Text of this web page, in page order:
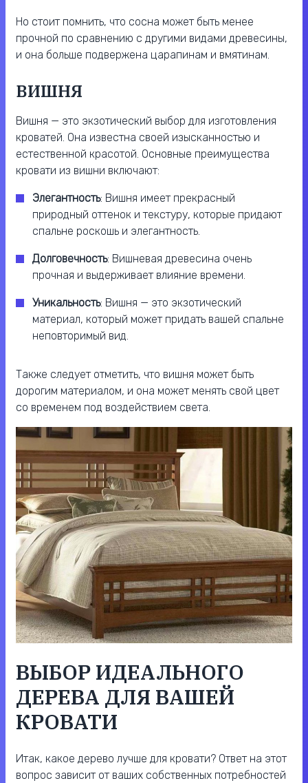
Но стоит помнить, что сосна может быть менее
прочной по сравнению с другими видами древесины,
и она больше подвержена царапинам и вмятинам.
ВИШНЯ
Вишня — это экзотический выбор для изготовления
кроватей. Она известна своей изысканностью и
естественной красотой. Основные преимущества
кровати из вишни включают:
Элегантность: Вишня имеет прекрасный
природный оттенок и текстуру, которые придают
спальне роскошь и элегантность.
Долговечность: Вишневая древесина очень
прочная и выдерживает влияние времени.
Уникальность: Вишня — это экзотический
материал, который может придать вашей спальне
неповторимый вид.
Также следует отметить, что вишня может быть
дорогим материалом, и она может менять свой цвет
со временем под воздействием света.
ВЫБОР ИДЕАЛЬНОГО
ДЕРЕВА ДЛЯ ВАШЕЙ
КРОВАТИ
Итак, какое дерево лучше для кровати? Ответ на этот
вопрос зависит от ваших собственных потребностей